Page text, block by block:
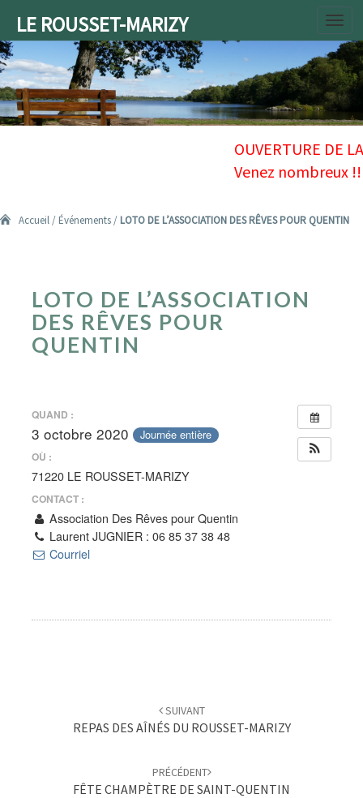
LE ROUSSET-MARIZY
Accueil/ Événements/ LOTO DE L’ASSOCIATION DES RÊVES POUR QUENTIN
DE
L’ASSOCIATION
DES
RÊVES
LOTO DE L’ASSOCIATION
DES RÊVES POUR
QUENTIN
QUAND :
3 octobre 2020 Journée entière
OÙ :
71220 LE ROUSSET-MARIZY
CONTACT :
Association Des Rêves pour Quentin
Laurent JUGNIER : 06 85 37 38 48
Courriel
SUIVANT
REPAS DES AÎNÉS DU ROUSSET-MARIZY
PRÉCÉDENT
FÊTE CHAMPÈTRE DE SAINT-QUENTIN